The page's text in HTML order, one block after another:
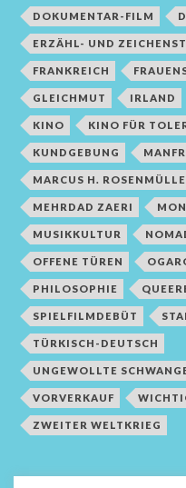
DOKUMENTAR-FILM
ERZÄHL- UND
FRANKREICH
GLEICHMUT IRLAND
KINO KINO FÜR
KUNDGEBUNG
MARCUS H.
MEHRDAD ZAERI
MUSIKKULTUR
OFFENE TÜREN
PHILOSOPHIE
SPIELFILMDEBÜT
TÜRKISCH-DEUTSCH
UNGEWOLLTE
VORVERKAUF
ZWEITER WELTKRIEG